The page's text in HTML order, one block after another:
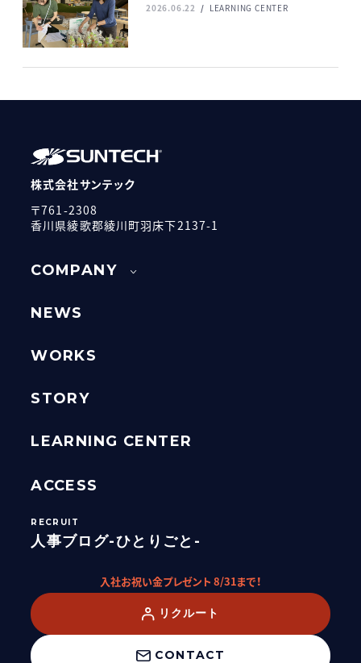
2026.06.22 LEARNING CENTER
株式会社サンテック
〒761-2308
香川県綾歌郡綾川町羽床下2137-1
COMPANY
NEWS
WORKS
STORY
LEARNING CENTER
ACCESS
人事ブログ-ひとりごと-
入社お祝い金プレゼント 8/31まで！
リクルート
CONTACT